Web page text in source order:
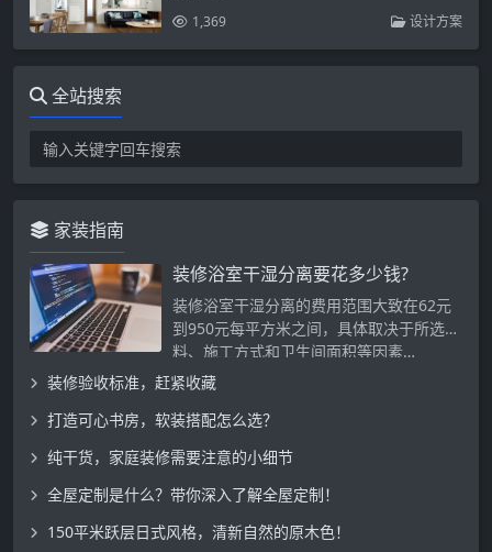
1,369 设计方案
全站搜索
家装指南
装修浴室干湿分离要花多少钱?
‌装修浴室干湿分离的费用范围大致在62元
到950元每平方米之间，具体取决于所选材
料、施工方式和卫生间面积等因素…
装修验收标准，赶紧收藏
打造可心书房，软装搭配怎么选？
纯干货，家庭装修需要注意的小细节
全屋定制是什么？带你深入了解全屋定制！
150平米跃层日式风格，清新自然的原木色！